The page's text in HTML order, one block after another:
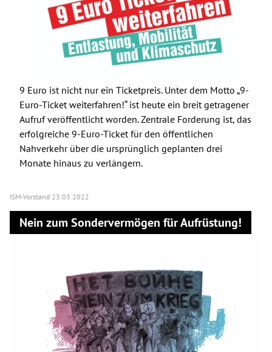
9 Euro ist nicht nur ein Ticketpreis. Unter dem Motto „9-
Euro-Ticket weiterfahren!“ ist heute ein breit getragener
Aufruf veröffentlicht worden. Zentrale Forderung ist, das
erfolgreiche 9-Euro-Ticket für den öffentlichen
Nahverkehr über die ursprünglich geplanten drei
Monate hinaus zu verlängern.
ISM-Vorstand 23.03.2022
Nein zum Sondervermögen für Aufrüstung!